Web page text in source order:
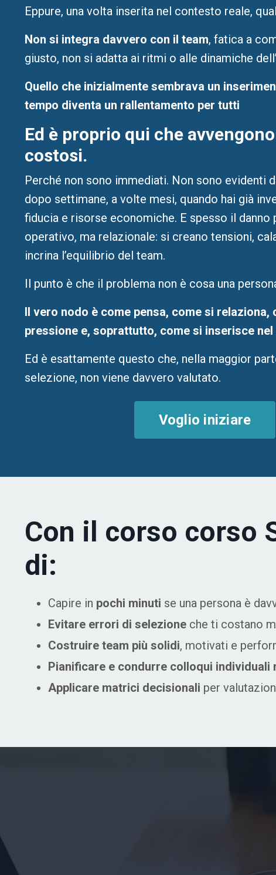
Eppure, una volta inserita nel contesto reale,
Non si integra davvero con il team, fatica a
giusto, non si adatta ai ritmi o alle dinamiche
Quello che inizialmente sembrava un
tempo diventa un rallentamento per tutti
Ed è proprio qui che
costosi.
Perché non sono immediati. Non sono evidenti
dopo settimane, a volte mesi, quando hai già
fiducia e risorse economiche. E spesso il danno
operativo, ma relazionale: si creano tensioni,
incrina l’equilibrio del team.
Il punto è che il problema non è cosa una
Il vero nodo è come pensa, come si
pressione e, soprattutto, come si inserisce
Ed è esattamente questo che, nella maggior
selezione, non viene davvero valutato.
Voglio iniziare
Con il corso corso
di:
Capire in pochi minuti se una persona è
Evitare errori di selezione che ti costano
Costruire team più solidi, motivati e
Pianificare e condurre colloqui individuali
Applicare matrici decisionali per